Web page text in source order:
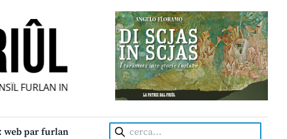
FURLAN INDIPENDENT • INDEPENDENT FRIULIAN MONTHLY
web par furlan Cerca: